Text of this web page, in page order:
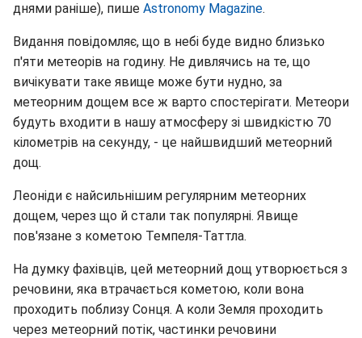
днями раніше), пише Astronomy Magazine.
Видання повідомляє, що в небі буде видно близько
п'яти метеорів на годину. Не дивлячись на те, що
вичікувати таке явище може бути нудно, за
метеорним дощем все ж варто спостерігати. Метеори
будуть входити в нашу атмосферу зі швидкістю 70
кілометрів на секунду, - це найшвидший метеорний
дощ.
Леоніди є найсильнішим регулярним метеорних
дощем, через що й стали так популярні. Явище
пов'язане з кометою Темпеля-Таттла.
На думку фахівців, цей метеорний дощ утворюється з
речовини, яка втрачається кометою, коли вона
проходить поблизу Сонця. А коли Земля проходить
через метеорний потік, частинки речовини